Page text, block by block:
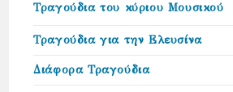
Τραγούδια του κύριου Μουσικού
Τραγούδια για την Ελευσίνα
Διάφορα Τραγούδια